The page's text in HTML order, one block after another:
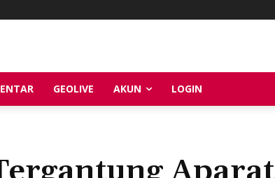
GEOLIVE AKUN LOGIN